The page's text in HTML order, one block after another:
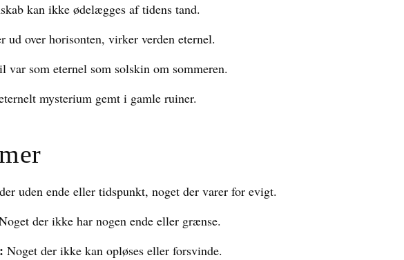
kan ikke ødelægges af tidens tand.
ud over horisonten, virker verden eternel.
var som eternel som solskin om sommeren.
mysterium gemt i gamle ruiner.
uden ende eller tidspunkt, noget der varer for evigt.
der ikke har nogen ende eller grænse.
Noget der ikke kan opløses eller forsvinde.